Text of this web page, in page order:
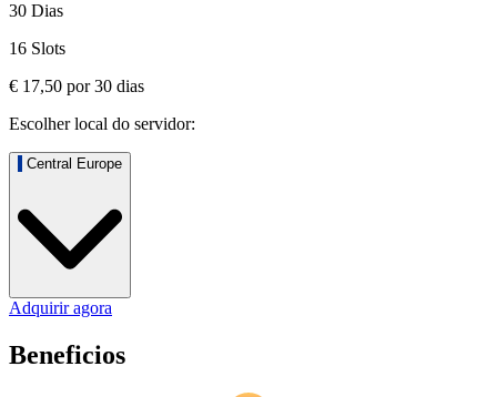
30 Dias
16 Slots
€ 17,50 por30 dias
Escolher local do servidor:
Central Europe
Adquirir agora
Beneficios